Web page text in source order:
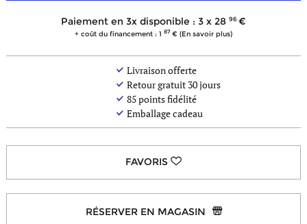
Paiement en 3x disponible : 3 x 28 96
+ coût du financement : 1 87 (En savoir plus)
Livraison offerte
Retour gratuit 30 jours
85points fidélité
Emballage cadeau
RÉSERVER EN MAGASIN